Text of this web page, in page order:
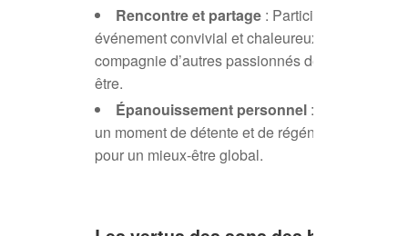
Rencontre et partage : Participe à un
événement convivial et chaleureux, en
compagnie d’autres passionnés de bien-
être.
Épanouissement personnel : Offre-toi
un moment de détente et de régénération
pour un mieux-être global.